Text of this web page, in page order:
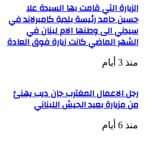
الزيارة التي قامت بها السيدة علا
حسين حامد رئيسة بلدية كامبرلاند في
سيدني الى وطنها الام لبنان في
الشهر الماضي كانت زيارة فوق العادة
منذ 3 أيام
رجل الاعمال المغترب جان ديب يهنئ
من مزيارة بعيد الجيش اللبناني
منذ 6 أيام